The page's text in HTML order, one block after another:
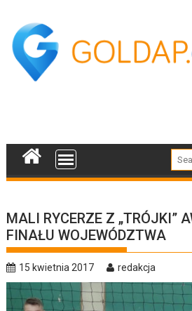
content
MALI RYCERZE Z „TRÓJKI”
FINAŁU WOJEWÓDZTWA
15 kwietnia 2017 redakcja